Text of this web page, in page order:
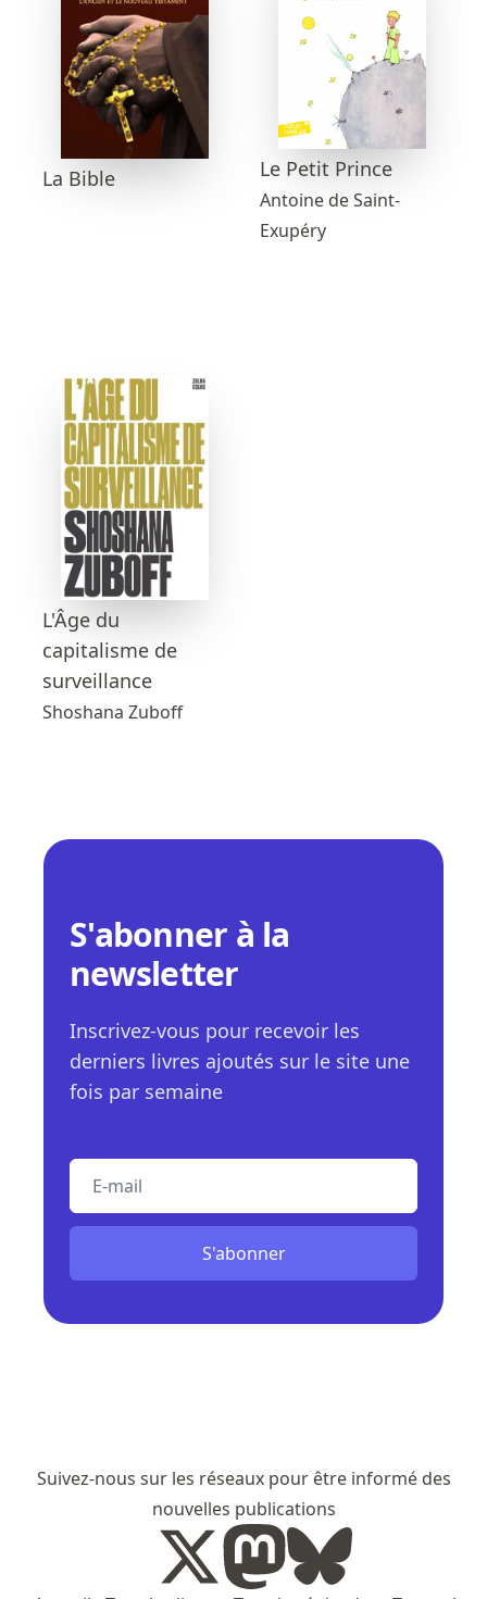
La Bible Le Petit Prince
Antoine de Saint-
Exupéry
L'Âge du
capitalisme de
surveillance
Shoshana Zuboff
S'abonner à la
newsletter
Inscrivez-vous pour recevoir les
derniers livres ajoutés sur le site une
fois par semaine
S'abonner
Suivez-nous sur les réseaux pour être informé des
nouvelles publications